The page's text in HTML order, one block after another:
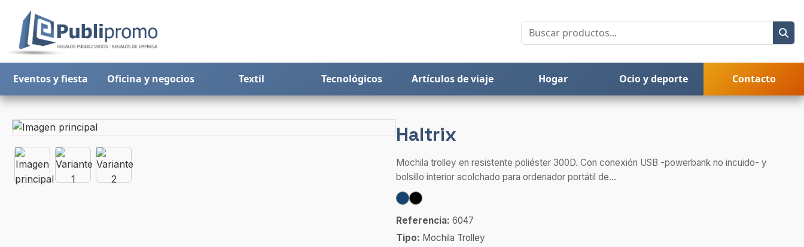
Eventos y fiesta Oficina y negocios Textil Tecnológicos Artículos de viaje Hogar Ocio y deporte Contacto
Haltrix
Mochila trolley en resistente poliéster 300D. Con conexión USB -powerbank no incuido- y
bolsillo interior acolchado para ordenador portátil de...
Referencia: 6047
Tipo: Mochila Trolley